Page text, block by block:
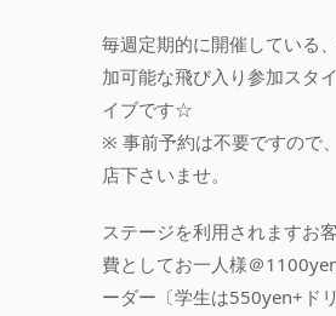
毎週定期的に開催している
加可能な飛び入り参加スタ
イブです☆
※ 事前予約は不要ですので
店下さいませ。
ステージを利用されますお
費としてお一人様＠
ーダー〔学生は550yen+ド